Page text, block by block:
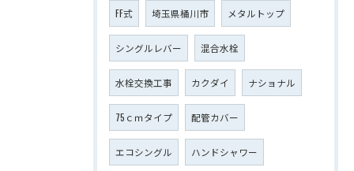
FF式 埼玉県桶川市 メタルトップ
シングルレバー 混合水栓
水栓交換工事 カクダイ ナショナル
75ｃｍタイプ 配管カバー
エコシングル ハンドシャワー